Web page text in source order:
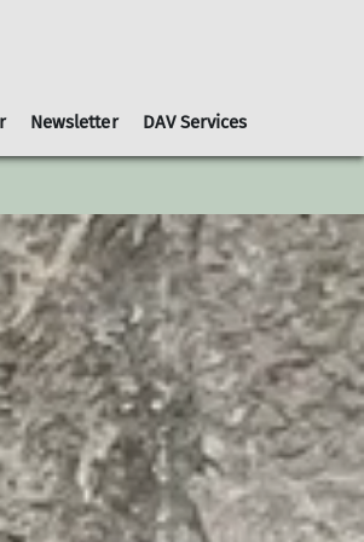
Nachrichtenblätter
Newsletter DAV Services